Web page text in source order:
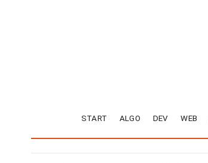
START ALGO DEV WEB